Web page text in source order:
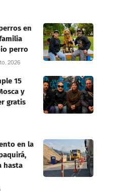
en
perro
2026
15
y
gratis
en la
hasta